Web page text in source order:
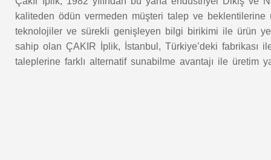
kaliteden ödün vermeden müşteri talep ve
teknolojiler ve sürekli genişleyen bilgi birikimi ile ürün
sahip olan ÇAKIR İplik, İstanbul, Türkiye’deki fabrikası
taleplerine farklı alternatif sunabilme avantajı ile üretim